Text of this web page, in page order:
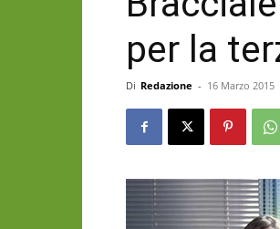
per la
Di Redazione - 16 Marzo 2015